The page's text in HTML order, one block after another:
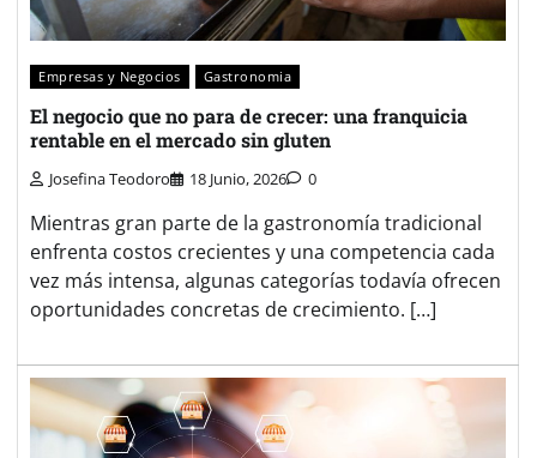
Empresas y Negocios Gastronomia
El negocio que no para de crecer: una franquicia
rentable en el mercado sin gluten
Josefina Teodoro 18 Junio, 2026 0
Mientras gran parte de la gastronomía tradicional
enfrenta costos crecientes y una competencia cada
vez más intensa, algunas categorías todavía ofrecen
oportunidades concretas de crecimiento. […]